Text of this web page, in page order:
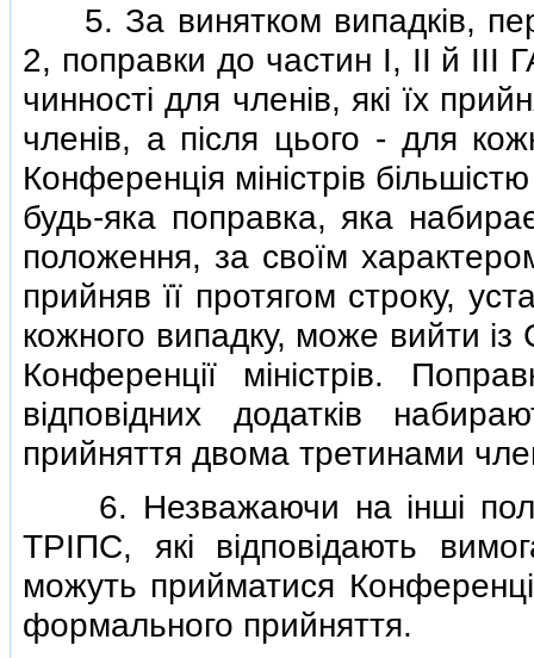
5. За винятком випадкiв,
2, поправки до частин I, II й III
чинностi для членiв, якi їх
членiв, а пiсля цього - для
Конференцiя мiнiстрiв
будь-яка поправка, яка
положення, за своїм
прийняв її протягом строку,
кожного випадку, може вийти
Конференцiї мiнiстрiв.
вiдповiдних додаткiв
прийняття двома третинами
6. Незважаючи на iншi
ТРIПС, якi вiдповiдають
можуть прийматися
формального прийняття.